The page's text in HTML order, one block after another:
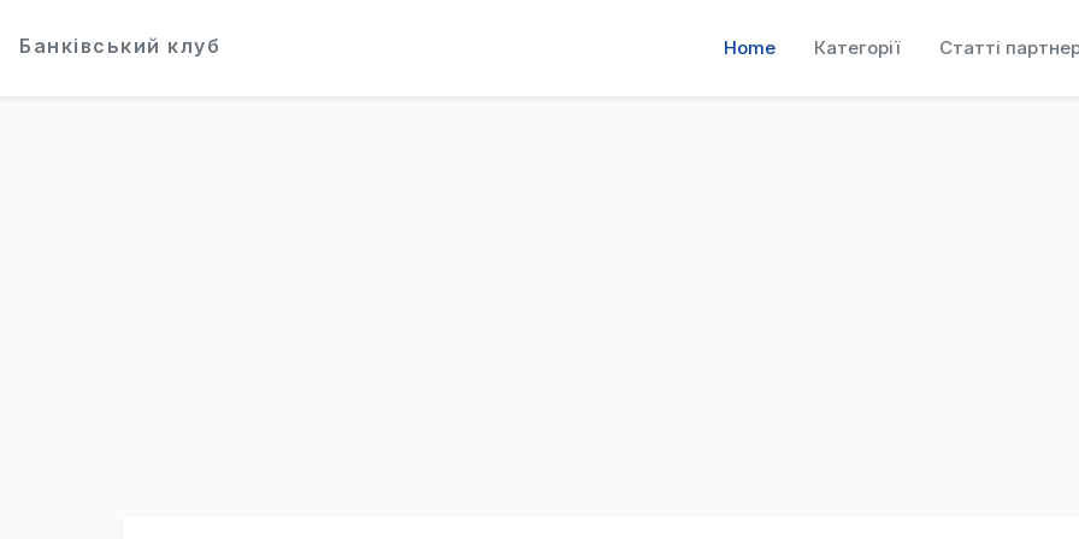
Банківський клуб Home Категорії Статті